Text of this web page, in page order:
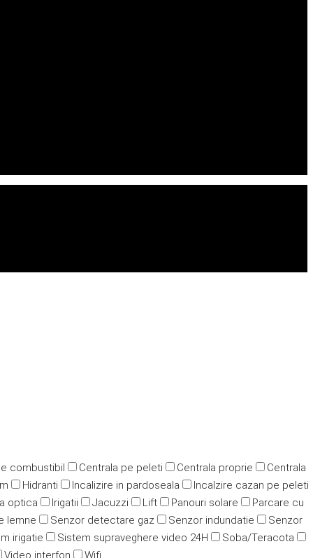
combustibil Centrala pe peleti Centrala proprie
Centrala
Hidranti Incalizire in pardoseala
Incalzire cazan pe peleti
optica Irigatii Jacuzzi Lift Panouri solare
Parcare cu
lemne Senzor detectare gaz Senzor indundatie
Senzor
irigatie Sistem supraveghere video 24H
Soba/Teracota
Video interfon Wifi